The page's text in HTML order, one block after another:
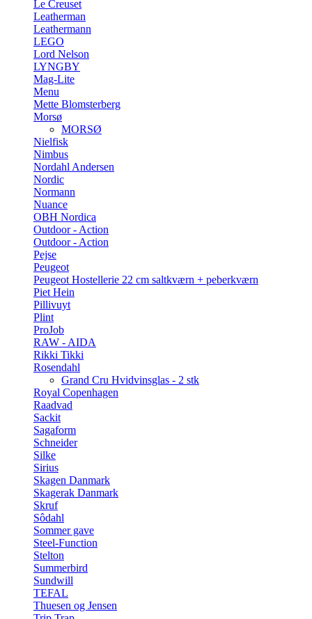
Le Creuset
Leatherman
Leathermann
LEGO
Lord Nelson
LYNGBY
Mag-Lite
Menu
Mette Blomsterberg
Morsø
MORSØ
Nielfisk
Nimbus
Nordahl Andersen
Nordic
Normann
Nuance
OBH Nordica
Outdoor - Action
Outdoor - Action
Pejse
Peugeot
Peugeot Hostellerie 22 cm saltkværn + peberkværn
Piet Hein
Pillivuyt
Plint
ProJob
RAW - AIDA
Rikki Tikki
Rosendahl
Grand Cru Hvidvinsglas - 2 stk
Royal Copenhagen
Raadvad
Sackit
Sagaform
Schneider
Silke
Sirius
Skagen Danmark
Skagerak Danmark
Skruf
Sôdahl
Sommer gave
Steel-Function
Stelton
Summerbird
Sundwill
TEFAL
Thuesen og Jensen